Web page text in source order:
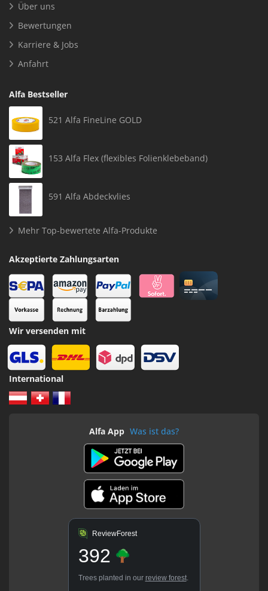
Über uns
Bewertungen
Karriere & Jobs
Anfahrt
Alfa Bestseller
521 Alfa FineLine GOLD
153 Alfa Flex (flexibles Folienklebeband)
591 Alfa Abdeckvlies
Mehr Top-bewertete Alfa-Produkte
Akzeptierte Zahlungsarten
Wir versenden mit
International
Alfa App Was ist das?
ReviewForest
392
Trees planted in our review forest.